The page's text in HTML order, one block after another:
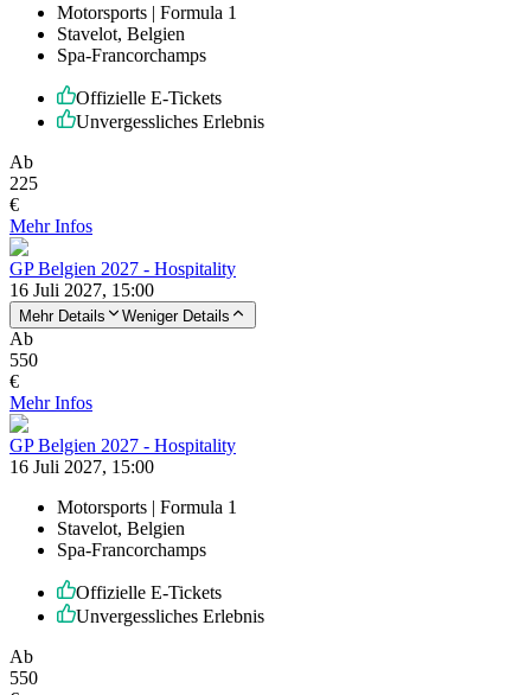
Motorsports | Formula 1
Stavelot, Belgien
Spa-Francorchamps
Offizielle E-Tickets
Unvergessliches Erlebnis
Ab
225
€
Mehr Infos
GP Belgien 2027 - Hospitality
16 Juli 2027, 15:00
Mehr Details Weniger Details
Ab
550
€
Mehr Infos
GP Belgien 2027 - Hospitality
16 Juli 2027, 15:00
Motorsports | Formula 1
Stavelot, Belgien
Spa-Francorchamps
Offizielle E-Tickets
Unvergessliches Erlebnis
Ab
550